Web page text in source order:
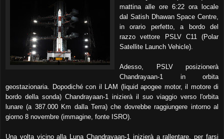
mattina alle ore 6:22 ora locale
dal Satish Dhawan Space Centre,
in orario perfetto, a bordo del
razzo vettore PSLV C11 (Polar
Satellite Launch Vehicle).
Adesso, PSLV posizionerà
Chandrayaan-1 in orbita
geostazionaria. Dopodiché con il LAM (liquid apogee motor, il motore di
bordo della sonda) Chandrayaan-1 inizierà il suo viaggio verso l'orbita
lunare (a 387.000 Km dalla Terra) che dovrebbe raggiungere intorno al
giorno 8 novembre (immagine, fonte ISRO).
Una volta vicino alla Luna Chandrayaan-1 inizierà a rallentare, per farsi